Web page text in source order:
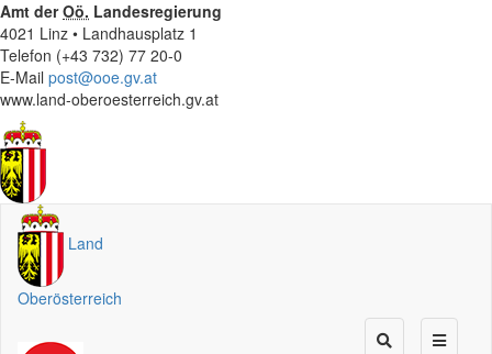
Amt derOö. Landesregierung
4021 Linz • Landhausplatz 1
Telefon (+43 732) 77 20-0
E-Mail post@ooe.gv.at
www.land-oberoesterreich.gv.at
Land
Oberösterreich